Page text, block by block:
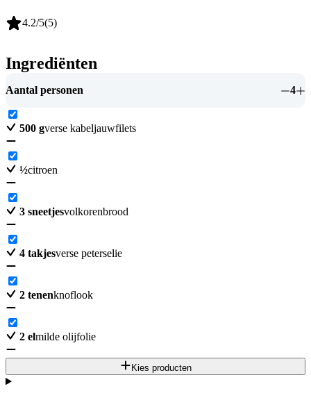
4.2/5(5)
Ingrediënten
Aantal personen 4
500 gverse kabeljauwfilets
½citroen
3 sneetjesvolkorenbrood
4 takjesverse peterselie
2 tenenknoflook
2 elmilde olijfolie
Kies producten